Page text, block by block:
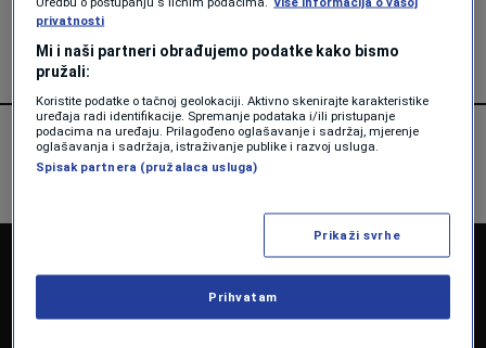
NASLOVNA
privatnosti
Mi i naši partneri obrađujemo podatke kako bismo
pružali:
Koristite podatke o tačnoj geolokaciji. Aktivno skenirajte karakteristike
uređaja radi identifikacije. Spremanje podataka i/ili pristupanje
podacima na uređaju. Prilagođeno oglašavanje i sadržaj, mjerenje
oglašavanja i sadržaja, istraživanje publike i razvoj usluga.
Spisak partnera (pružalaca usluga)
Prikaži svrhe
Prihvatam